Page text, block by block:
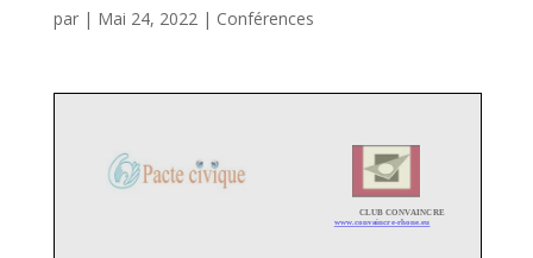
par | Mai 24, 2022| Conférences